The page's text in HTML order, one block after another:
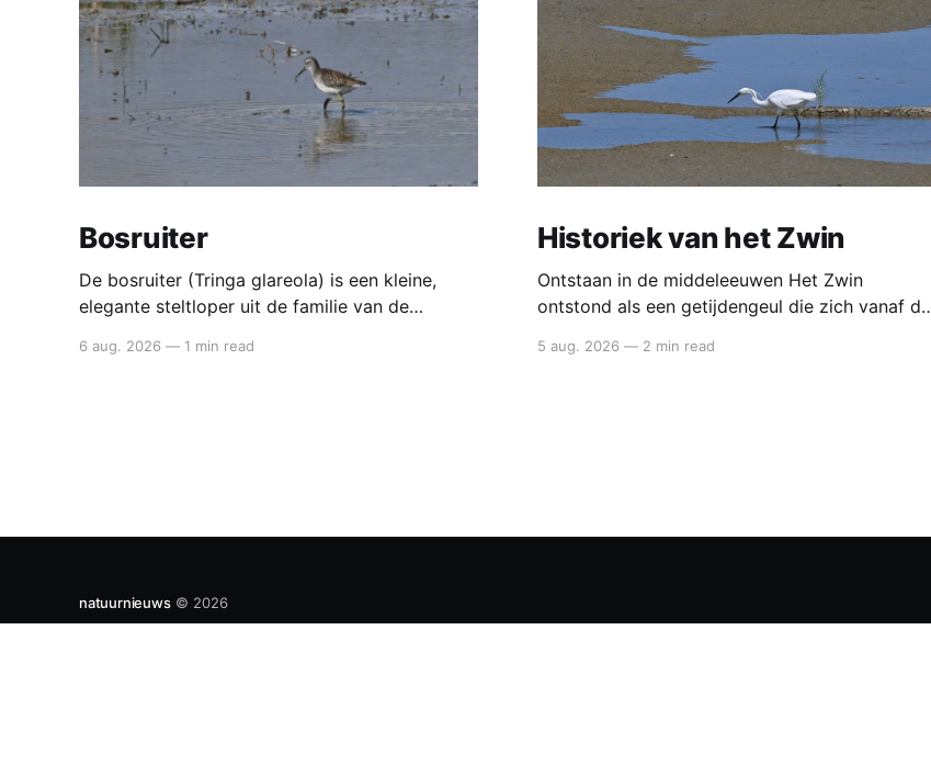
Bosruiter
De bosruiter (Tringa glareola) is een kleine,
elegante steltloper uit de familie van de
en een typische doortrekker in België en
6 aug. 2026 — 1 min read
Historiek van het Zwin
Ontstaan in de middeleeuwen Het Zwin
ontstond als een getijdengeul die zich vanaf de
Door een combinatie van stormvloeden,
5 aug. 2026 — 2 min read
natuurnieuws© 2026